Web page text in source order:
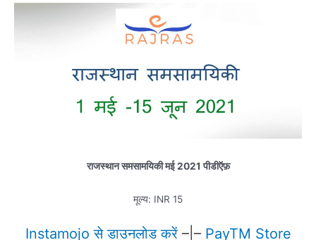
राजस्थान समसामयिकीमई2021 पीडीऍफ़
मूल्य: INR 15
Instamojoसेडाउनलोड करें–|– PayTM Store